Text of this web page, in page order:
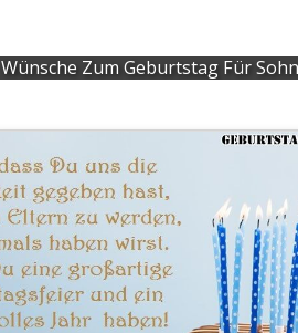
Wünsche Zum Geburtstag Für Sohn